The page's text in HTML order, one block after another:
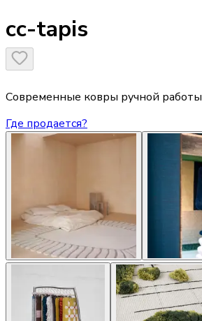
cc-tapis
Современные ковры ручной работы
Где продается?